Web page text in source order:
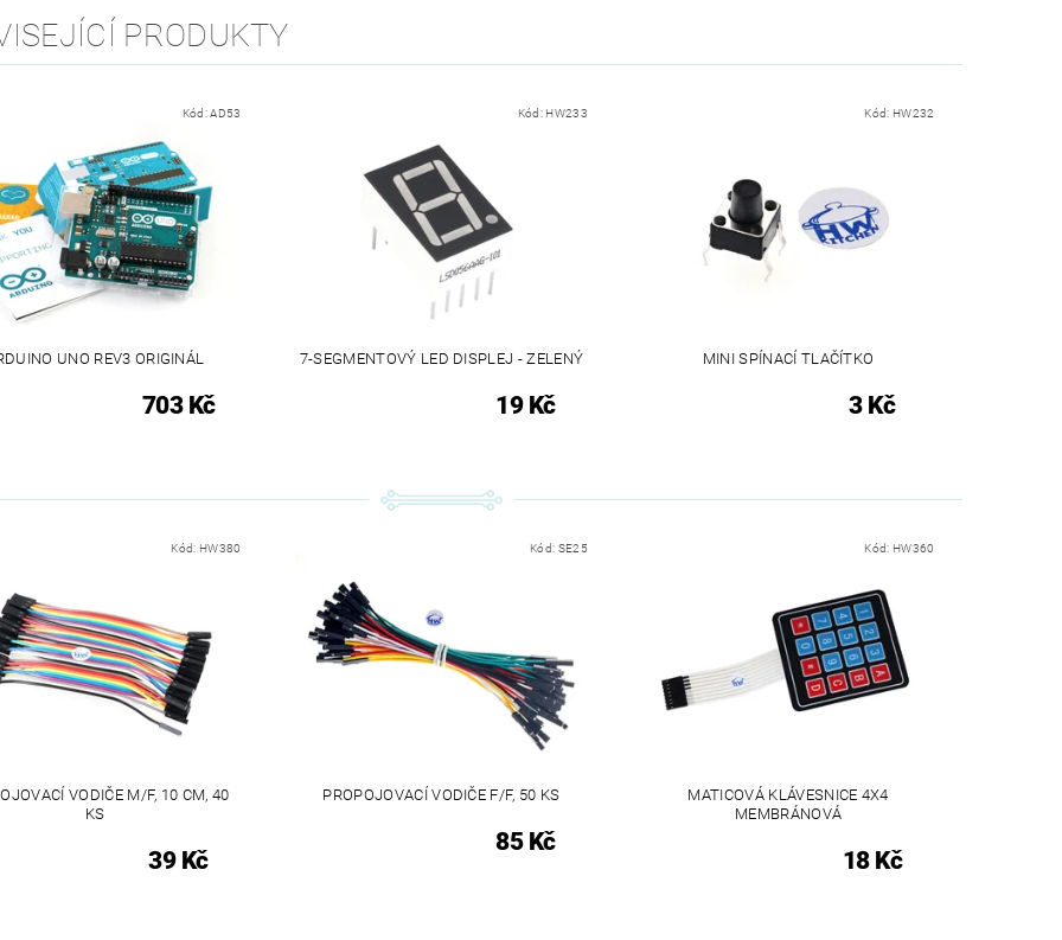
PRODUKTY
Kód:AD53
UNO REV3 ORIGINÁL
703 Kč
Kód: HW233
7-SEGMENTOVÝ LED DISPLEJ - ZELENÝ
19 Kč
Kód: HW232
MINI SPÍNACÍ TLAČÍTKO
3 Kč
Kód: HW380
VODIČE M/F, 10 CM, 40
KS
39 Kč
Kód: SE25
PROPOJOVACÍ VODIČE F/F, 50 KS
85 Kč
Kód: HW360
MATICOVÁ KLÁVESNICE 4X4
MEMBRÁNOVÁ
18 Kč